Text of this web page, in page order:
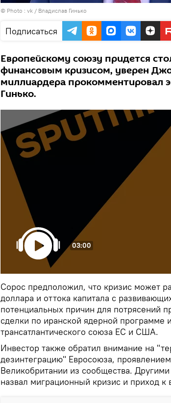
© Photo : vk / Владислав Гинько
Подписаться
Европейскому союзу придется
финансовым кризисом, уверен
миллиардера прокомментировал
Гинько.
03:00
Сорос предположил, что кризис может
доллара и оттока капитала с
потенциальных причин для потрясений
сделки по иранской ядерной программе
трансатлантического союза ЕС и США.
Инвестор также обратил внимание на
дезинтеграцию" Евросоюза,
Великобритании из сообщества.
назвал миграционный кризис и приход к